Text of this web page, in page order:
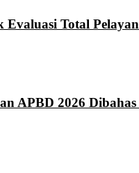
Total
APBD 2026